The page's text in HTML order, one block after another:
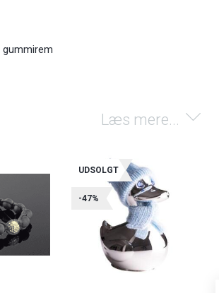
Læs mere...
UDSOLGT
-47%